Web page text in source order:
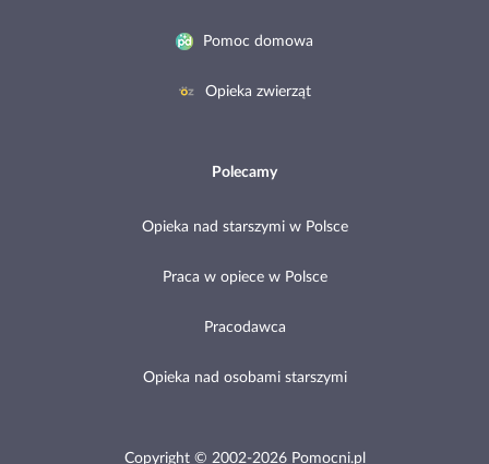
Pomoc domowa
Opieka zwierząt
Polecamy
Opieka nad starszymi w Polsce
Praca w opiece w Polsce
Pracodawca
Opieka nad osobami starszymi
Copyright © 2002-2026 Pomocni.pl